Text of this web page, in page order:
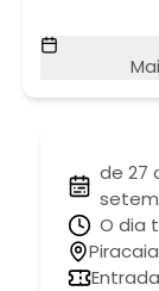
de 27
O dia